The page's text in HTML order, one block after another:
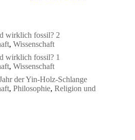
wirklich fossil? 2
, Wissenschaft
wirklich fossil? 1
, Wissenschaft
der Yin-Holz-Schlange
, Philosophie, Religion und